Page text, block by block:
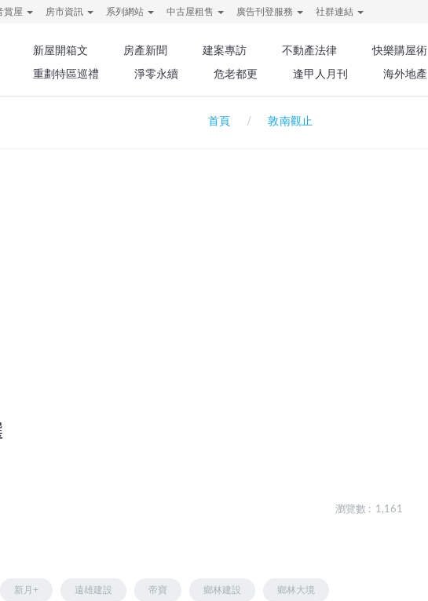
賞屋 房市資訊 系列網站 中古屋租售 廣告刊登服務 社群連結
新屋開箱文 房產新聞 建案專訪 不動產法律 快樂購屋術
重劃特區巡禮
淨零永續 危老都更 逢甲人月刊 海外地產
首頁 敦南觀止
瀏覽數 : 1,161
新月+ 遠雄建設 帝寶 鄉林建設 鄉林大境